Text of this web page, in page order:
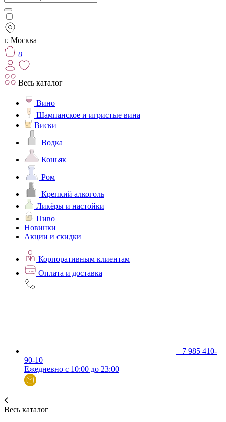
г. Москва
0
Весь каталог
Вино
Шампанское и игристые вина
Виски
Водка
Коньяк
Ром
Крепкий алкоголь
Ликёры и настойки
Пиво
Новинки
Акции и скидки
Корпоративным клиентам
Оплата и доставка
+7 985 410-
90-10
Ежедневно с 10:00 до 23:00
Весь каталог